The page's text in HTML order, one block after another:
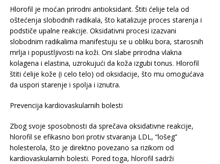
Hlorofil je moćan prirodni antioksidant. Štiti ćelije tela od
oštećenja slobodnih radikala, što katalizuje proces starenja i
podstiče upalne reakcije. Oksidativni procesi izazvani
slobodnim radikalima manifestuju se u obliku bora, starosnih
mrlja i popustljivosti na koži. Oni slabe prirodna vlakna
kolagena i elastina, uzrokujući da koža izgubi tonus. Hlorofil
štiti ćelije kože (i celo telo) od oksidacije, što mu omogućava
da uspori starenje i spolja i iznutra.
Prevencija kardiovaskularnih bolesti
Zbog svoje sposobnosti da sprečava oksidativne reakcije,
hlorofil se efikasno bori protiv stvaranja LDL, “lošeg”
holesterola, što je direktno povezano sa rizikom od
kardiovaskularnih bolesti. Pored toga, hlorofil sadrži